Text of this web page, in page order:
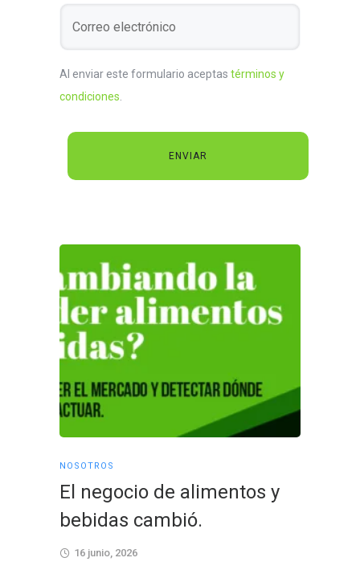
Al enviar este formulario aceptas términos y
condiciones
NOSOTROS
El negocio de alimentos y
bebidas cambió.
16 junio, 2026